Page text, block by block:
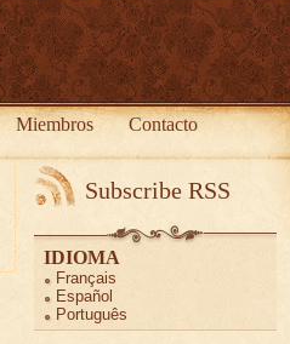
Miembros Contacto
Subscribe RSS
IDIOMA
Français
Español
Português